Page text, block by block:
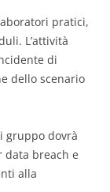
pratici,
L’attività
di
dello scenario
gruppo dovrà
data breach e
alla